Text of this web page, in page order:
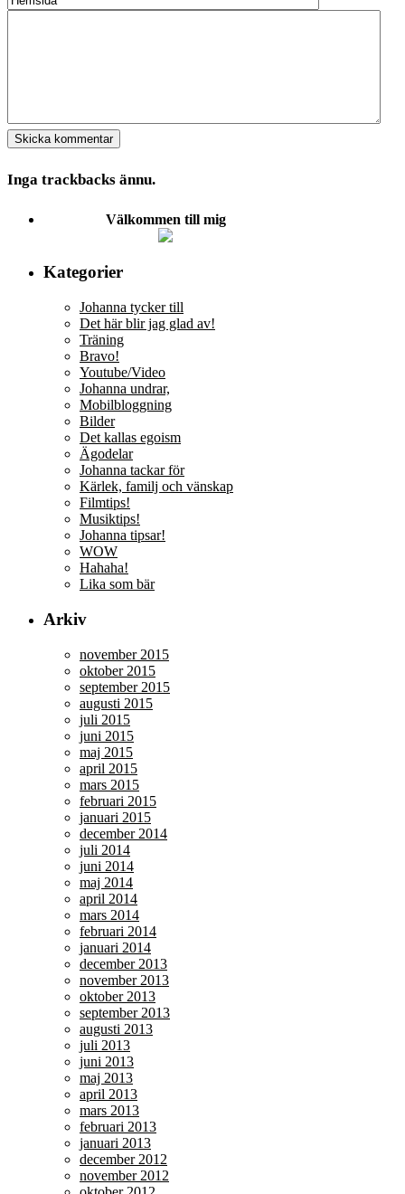
Inga trackbacks ännu.
Välkommen till mig
Kategorier
Johanna tycker till
Det här blir jag glad av!
Träning
Bravo!
Youtube/Video
Johanna undrar,
Mobilbloggning
Bilder
Det kallas egoism
Ägodelar
Johanna tackar för
Kärlek, familj och vänskap
Filmtips!
Musiktips!
Johanna tipsar!
WOW
Hahaha!
Lika som bär
Arkiv
november 2015
oktober 2015
september 2015
augusti 2015
juli 2015
juni 2015
maj 2015
april 2015
mars 2015
februari 2015
januari 2015
december 2014
juli 2014
juni 2014
maj 2014
april 2014
mars 2014
februari 2014
januari 2014
december 2013
november 2013
oktober 2013
september 2013
augusti 2013
juli 2013
juni 2013
maj 2013
april 2013
mars 2013
februari 2013
januari 2013
december 2012
november 2012